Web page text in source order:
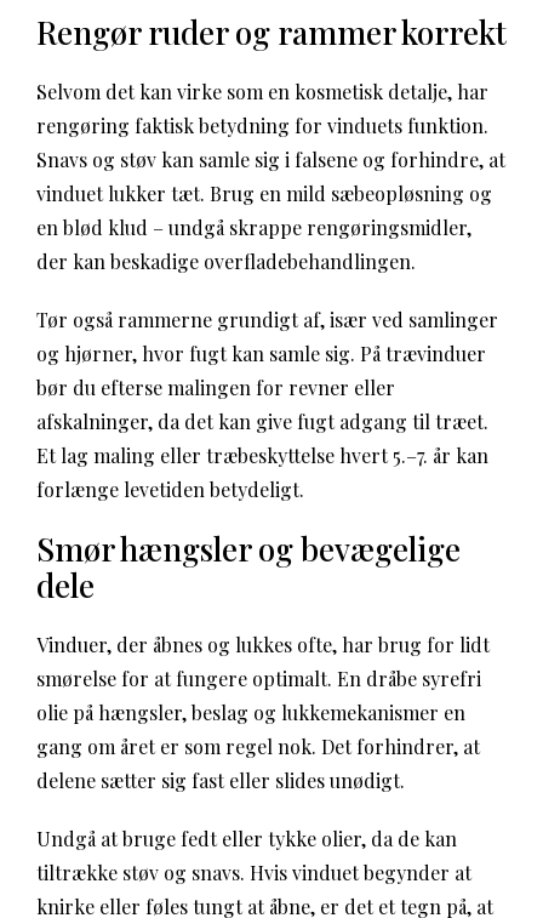
Rengør ruder og rammer korrekt
Selvom det kan virke som en kosmetisk detalje, har
rengøring faktisk betydning for vinduets funktion.
Snavs og støv kan samle sig i falsene og forhindre, at
vinduet lukker tæt. Brug en mild sæbeopløsning og
en blød klud – undgå skrappe rengøringsmidler,
der kan beskadige overfladebehandlingen.
Tør også rammerne grundigt af, især ved samlinger
og hjørner, hvor fugt kan samle sig. På trævinduer
bør du efterse malingen for revner eller
afskalninger, da det kan give fugt adgang til træet.
Et lag maling eller træbeskyttelse hvert 5.–7. år kan
forlænge levetiden betydeligt.
Smør hængsler og bevægelige
dele
Vinduer, der åbnes og lukkes ofte, har brug for lidt
smørelse for at fungere optimalt. En dråbe syrefri
olie på hængsler, beslag og lukkemekanismer en
gang om året er som regel nok. Det forhindrer, at
delene sætter sig fast eller slides unødigt.
Undgå at bruge fedt eller tykke olier, da de kan
tiltrække støv og snavs. Hvis vinduet begynder at
knirke eller føles tungt at åbne, er det et tegn på, at